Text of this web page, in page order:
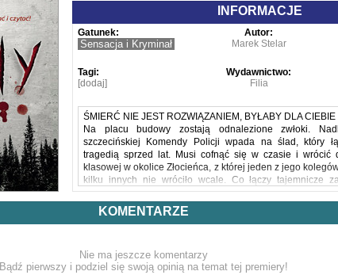
INFORMACJE
Gatunek:
Sensacja i Kryminał
Autor:
Marek Stelar
Tagi:
[dodaj]
Wydawnictwo:
Filia
ŚMIERĆ NIE JEST ROZWIĄZANIEM, BYŁABY DLA CIEBIE
Na placu budowy zostają odnalezione zwłoki.
szczecińskiej Komendy Policji wpada na ślad, który
tragedią sprzed lat. Musi cofnąć się w czasie i wrócić
klasowej w okolice Złocieńca, z której jeden z jego
kilku innych nie wróciło wcale. Co łączy tajemnicze
odnalezionym niedawno ciałem i dlaczego wszyscy tak
bohaterze, który kiedyś z narażeniem własnego życia
klasy?
czytać!"
WOJCIECH CHMIELARZ
KOMENTARZE
Nie ma jeszcze komentarzy
Bądź pierwszy i podziel się swoją opinią na temat tej premiery!